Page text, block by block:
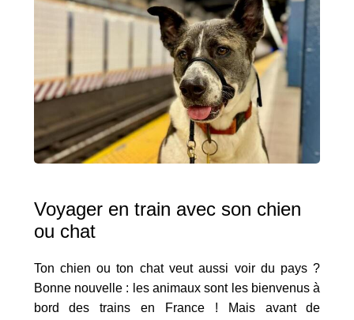
Voyager en train avec son chien
ou chat
Ton chien ou ton chat veut aussi voir du pays ?
Bonne nouvelle : les animaux sont les bienvenus à
bord des trains en France ! Mais avant de